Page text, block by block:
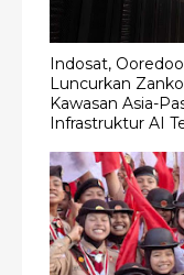
Indosat,
Luncurkan
Kawasan Asia-
Infrastruktur AI